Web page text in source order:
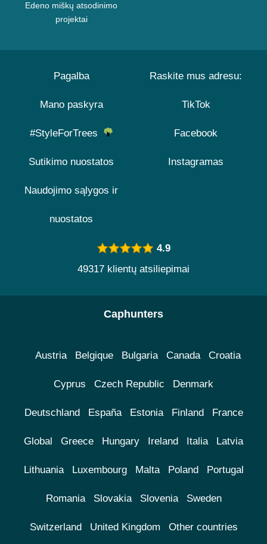
Edeno miškų atsodinimo
projektai
Pagalba
Mano paskyra
#StyleForTrees
Sutikimo nuostatos
Naudojimo sąlygos ir
nuostatos
Raskite mus adresu:
TikTok
Facebook
Instagramas
4.9
49317 klientų atsiliepimai
Caphunters
Austria Belgique Bulgaria Canada Croatia
Cyprus Czech Republic Denmark
Deutschland España Estonia Finland France
Global Greece Hungary Ireland Italia Latvia
Lithuania Luxembourg Malta Poland Portugal
Romania Slovakia Slovenia Sweden
Switzerland United Kingdom Other countries